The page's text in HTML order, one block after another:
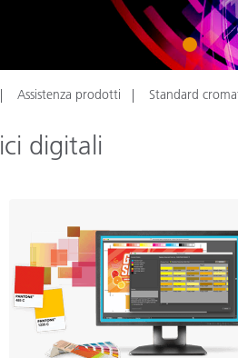
1
Assistenza prodotti Standard
digitali